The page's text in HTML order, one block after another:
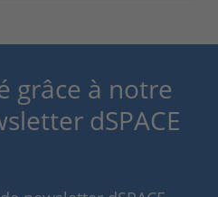
grâce à notre
dSPACE